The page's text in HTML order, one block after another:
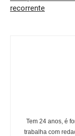
recorrente
Tem 24 anos, é
trabalha com